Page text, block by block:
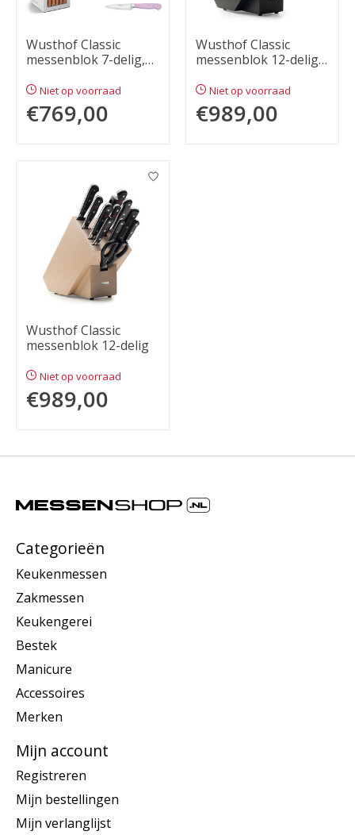
Wusthof Classic
messenblok 7-delig,
Niet op voorraad
€769,00
Wusthof Classic
messenblok 12-delig,
Niet op voorraad
€989,00
Wusthof Classic
messenblok 12-delig
Niet op voorraad
€989,00
Categorieën
Keukenmessen
Zakmessen
Keukengerei
Bestek
Manicure
Accessoires
Merken
Mijn account
Registreren
Mijn bestellingen
Mijn verlanglijst